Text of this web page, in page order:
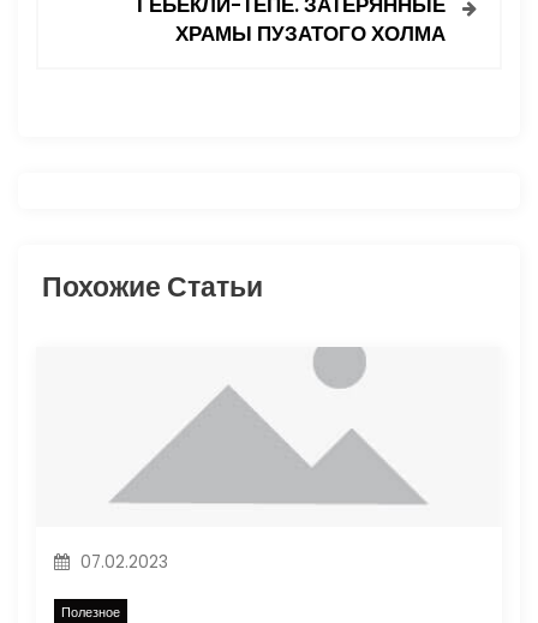
я
и
ХРАМЫ ПУЗАТОГО ХОЛМА
Похожие Статьи
07.02.2023
Полезное